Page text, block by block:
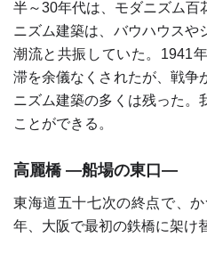
半～30年代は、モダニズム百
ニズム建築は、バウハウスや
潮流と共振していた。1941
滞を余儀なくされたが、戦争
ニズム建築の多くは残った。
ことができる。
高麗橋 ―船場の東口―
東海道五十七次の終点で、
年、大阪で最初の鉄橋に架け